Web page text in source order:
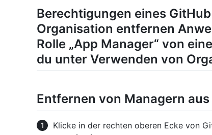
Berechtigungen eines
Organisation entfernen
Rolle „App Manager“ von
du unter Verwenden von
Entfernen von Managern
Klicke in der rechten oberen Ecke von